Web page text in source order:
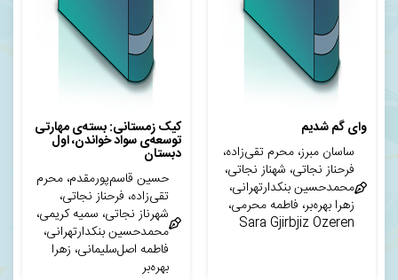
وای گم شدیم
ساسان مبرز، محرم تقی‌زاده،
فرحناز نجاتی، شهناز نجاتی،
محمدحسین بنکدارتهرانی،
زهرا بهره‌بر، فاطمه محرمی،
Sara Gjirbjiz Ozeren
کیک زمستانی: بسته‌ی مهارتی
توسعه‌ی سواد خواندن، اول
دبستان
حسین قاسم‌پورمقدم، محرم
تقی‌زاده، فرحناز نجاتی،
شهرناز نجاتی، سمیه کریمی،
محمدحسین بنکدارتهرانی،
فاطمه اصل‌سلیمانی، زهرا
بهره‌بر